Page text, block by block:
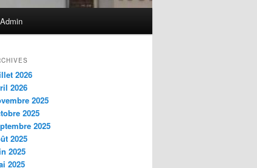
Admin
2026
2026
2025
2025
2025
2025
2025
2025